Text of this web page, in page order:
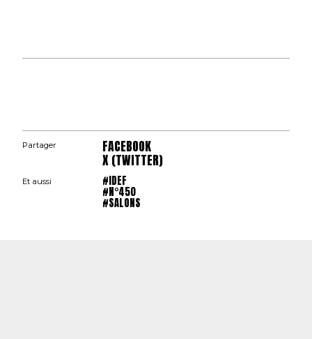
Partager FACEBOOK
X (TWITTER)
Et aussi #IDEF
#N°450
#SALONS